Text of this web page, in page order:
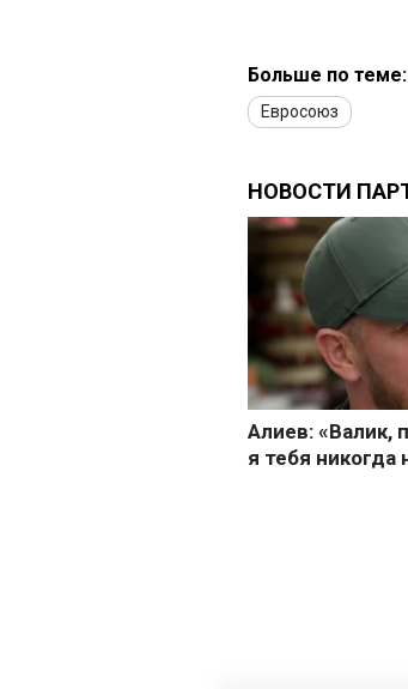
Больше по теме:
Евросоюз